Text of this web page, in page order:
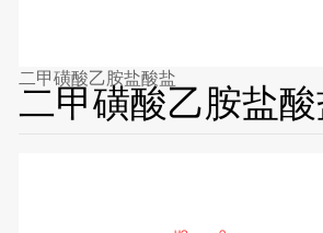
二甲磺酸乙胺盐酸盐
二甲磺酸乙胺盐酸